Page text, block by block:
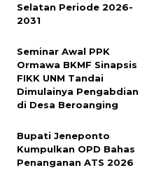
Selatan Periode 2026-
2031
Seminar Awal PPK
Ormawa BKMF Sinapsis
FIKK UNM Tandai
Dimulainya Pengabdian
di Desa Beroanging
Bupati Jeneponto
Kumpulkan OPD Bahas
Penanganan ATS 2026